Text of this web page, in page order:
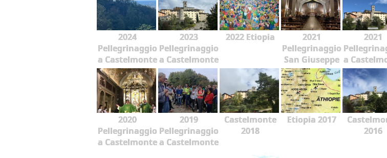
2024
Pellegrinaggio
a Castelmonte
2023
Pellegrinaggio
a Castelmonte
2022 Etiopia
2021
Pellegrinaggio
San Giuseppe
2021
a
2020
Pellegrinaggio
a Castelmonte
2019
Pellegrinaggio
a Castelmonte
Castelmonte
2018
Etiopia 2017
2016